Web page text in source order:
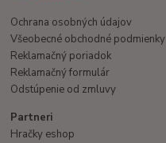
Ochrana osobných údajov
Všeobecné obchodné podmienky
Reklamačný poriadok
Reklamačný formulár
Odstúpenie od zmluvy
Partneri
Hračky eshop